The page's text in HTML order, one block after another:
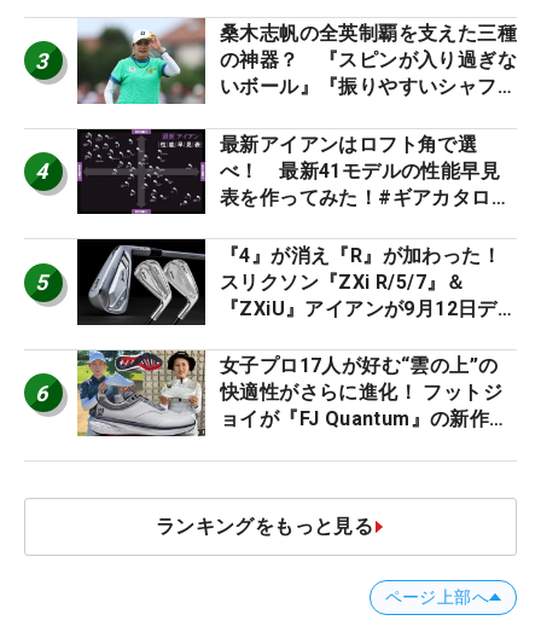
3
桑木志帆の全英制覇を支えた三種
の神器？ 『スピンが入り過ぎな
いボール』『振りやすいシャフ
ー』 #女子プロセッティング
4
最新アイアンはロフト角で選
べ！ 最新41モデルの性能早見
表を作ってみた！#ギアカタログ
5
『4』が消え『R』が加わった！
スリクソン『ZXi R/5/7』＆
『ZXiU』アイアンが9月12日デ
6
女子プロ17人が好む“雲の上”の
快適性がさらに進化！ フットジ
ョイが『FJ Quantum』の新作を
ランキングをもっと見る
ページ上部へ